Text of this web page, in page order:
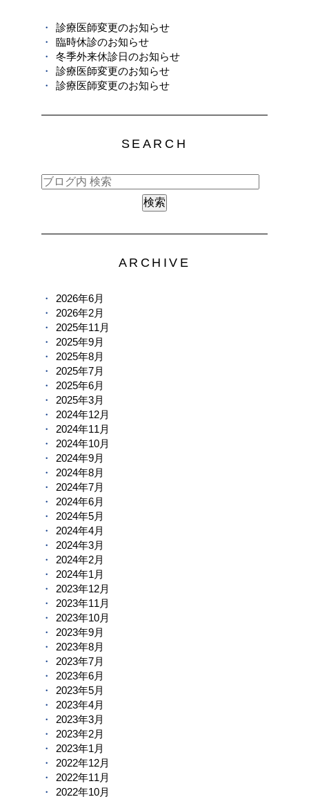
診療医師変更のお知らせ
臨時休診のお知らせ
冬季外来休診日のお知らせ
診療医師変更のお知らせ
診療医師変更のお知らせ
SEARCH
ARCHIVE
2026年6月
2026年2月
2025年11月
2025年9月
2025年8月
2025年7月
2025年6月
2025年3月
2024年12月
2024年11月
2024年10月
2024年9月
2024年8月
2024年7月
2024年6月
2024年5月
2024年4月
2024年3月
2024年2月
2024年1月
2023年12月
2023年11月
2023年10月
2023年9月
2023年8月
2023年7月
2023年6月
2023年5月
2023年4月
2023年3月
2023年2月
2023年1月
2022年12月
2022年11月
2022年10月